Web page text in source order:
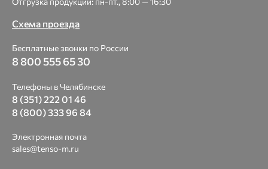
Схема проезда
Бесплатные звонки по России
8 800 555 65 30
Телефоны в Челябинске
8 (351) 222 01 46
8 (800) 333 96 84
Электронная почта
sales@tenso-m.ru